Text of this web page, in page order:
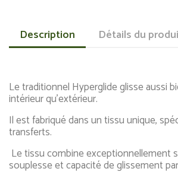
Description Détails du
Le traditionnel Hyperglide glisse aussi
intérieur qu’extérieur.
Il est fabriqué dans un tissu unique,
transferts.
Le tissu combine exceptionnellement
souplesse et capacité de glissement par